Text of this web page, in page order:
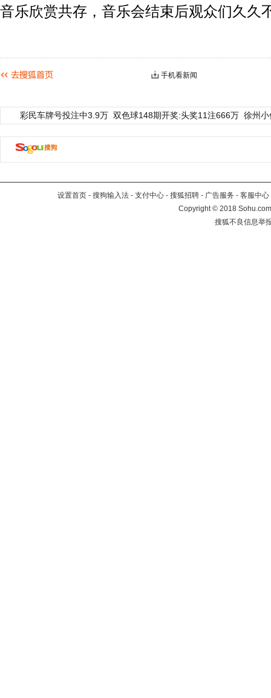
音乐欣赏共存，音乐会结束后观众们久久
手机看新闻
彩民车牌号投注中3.9万 双色球148期开奖:头奖11注666万 徐州
设置首页 - 搜狗输入法 - 支付中心 - 搜狐招聘 - 广告服务 - 客服中心
Copyright©2018
搜狐不良信息举